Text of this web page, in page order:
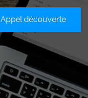
Appel découverte